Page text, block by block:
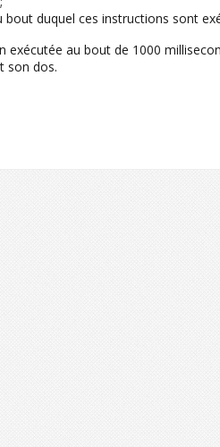
bout duquel ces instructions sont
exécutée au bout de 1000
son dos.